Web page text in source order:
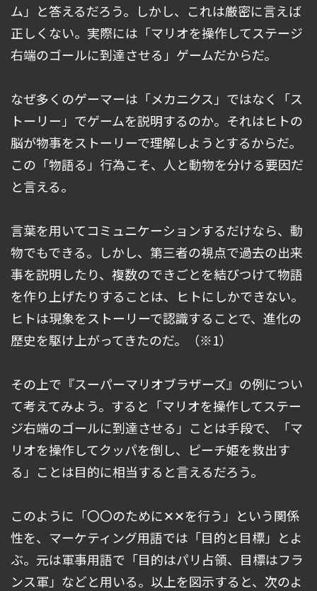
ム」と答えるだろう。しかし、これは厳密に言えば
正しくない。実際には「マリオを操作してステージ
右端のゴールに到達させる」ゲームだからだ。
なぜ多くのゲーマーは「メカニクス」ではなく「ス
トーリー」でゲームを説明するのか。それはヒトの
脳が物事をストーリーで理解しようとするからだ。
この「物語る」行為こそ、人と動物を分ける要因だ
と言える。
言葉を用いてコミュニケーションするだけなら、動
物でもできる。しかし、第三者の視点で過去の出来
事を説明したり、複数のできごとを結びつけて物語
を作り上げたりすることは、ヒトにしかできない。
ヒトは現象をストーリーで認識することで、進化の
歴史を駆け上がってきたのだ。（※1）
その上で『スーパーマリオブラザーズ』の例につい
て考えてみよう。すると「マリオを操作してステー
ジ右端のゴールに到達させる」ことは手段で、「マ
リオを操作してクッパを倒し、ピーチ姫を救出す
る」ことは目的に相当すると言えるだろう。
このように「〇〇のために✕✕を行う」という関係
性を、マーケティング用語では「目的と目標」とよ
ぶ。元は軍事用語で「目的はパリ占領、目標はフラ
ンス軍」などと用いる。以上を図示すると、次のよ